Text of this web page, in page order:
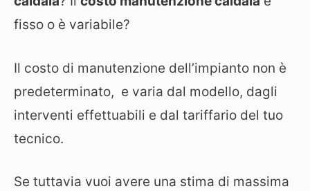
fisso o è variabile?
Il costo di manutenzione dell’impianto non è
predeterminato, e varia dal modello, dagli
interventi effettuabili e dal tariffario del tuo
tecnico.
Se tuttavia vuoi avere una stima di massima